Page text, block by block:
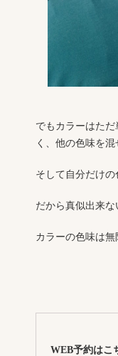
でもカラーはた
く、他の色味を混
そして自分だけの
だから真似出来な
カラーの色味は無
WEB予約はこ